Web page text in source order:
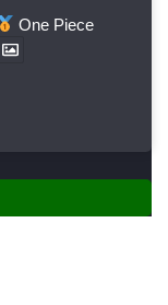
One Piece